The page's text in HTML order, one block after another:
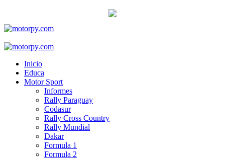
content
Primary
Inicio
Educa
Motor Sport
Informes
Rally Paraguay
Codasur
Rally Cross Country
Rally Mundial
Dakar
Formula 1
Formula 2